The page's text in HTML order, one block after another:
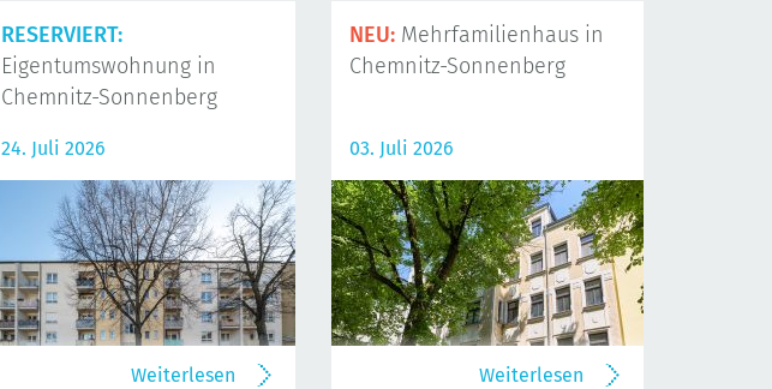
RESERVIERT:
Eigentumswohnung in
Chemnitz-Sonnenberg
24. Juli 2026
Weiterlesen
NEU: Mehrfamilienhaus in
Chemnitz-Sonnenberg
03. Juli 2026
Weiterlesen